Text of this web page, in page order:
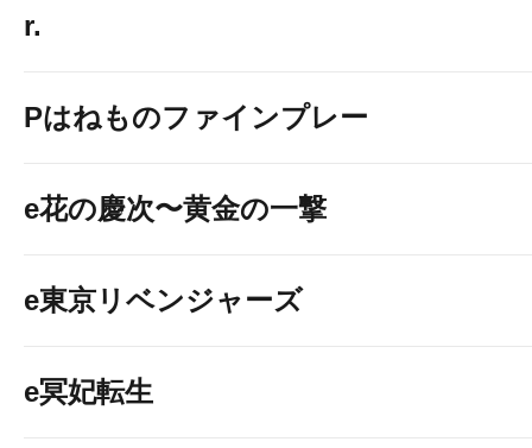
r.
Pはねものファインプレー
e花の慶次〜黄金の一撃
e東京リベンジャーズ
e冥妃転生